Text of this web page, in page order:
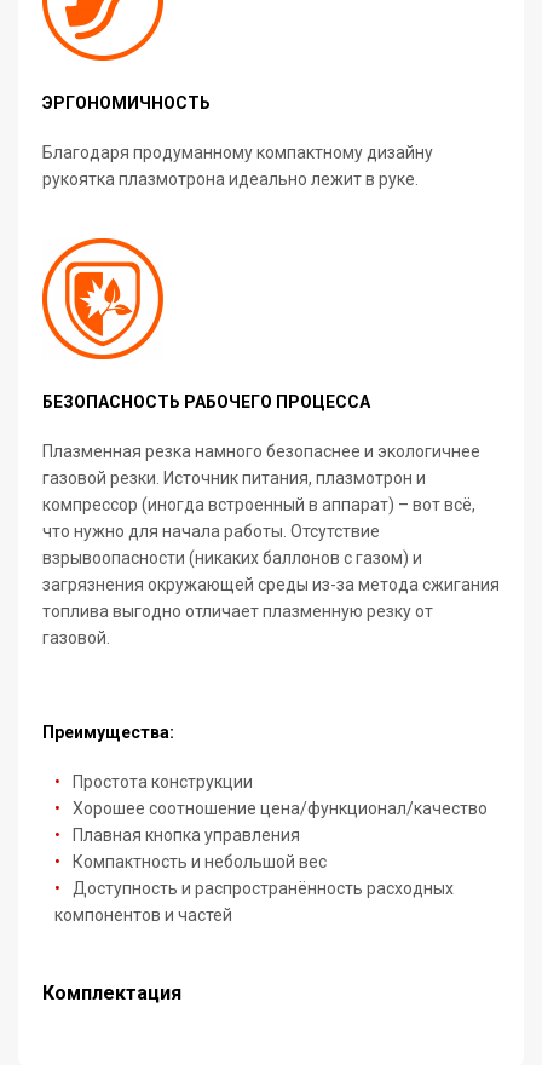
ЭРГОНОМИЧНОСТЬ
Благодаря продуманному компактному дизайну
рукоятка плазмотрона идеально лежит в руке.
БЕЗОПАСНОСТЬ РАБОЧЕГО ПРОЦЕССА
Плазменная резка намного безопаснее и экологичнее
газовой резки. Источник питания, плазмотрон и
компрессор (иногда встроенный в аппарат) – вот всё,
что нужно для начала работы. Отсутствие
взрывоопасности (никаких баллонов с газом) и
загрязнения окружающей среды из-за метода сжигания
топлива выгодно отличает плазменную резку от
газовой.
Преимущества:
Простота конструкции
Хорошее соотношение цена/функционал/качество
Плавная кнопка управления
Компактность и небольшой вес
Доступность и распространённость расходных
компонентов и частей
Комплектация